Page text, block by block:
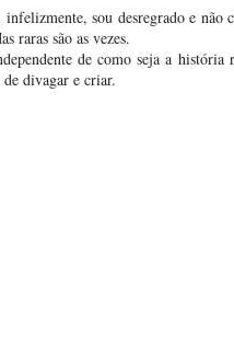
sou desregrado e não
raras são as vezes.
de como seja a história
divagar e criar.